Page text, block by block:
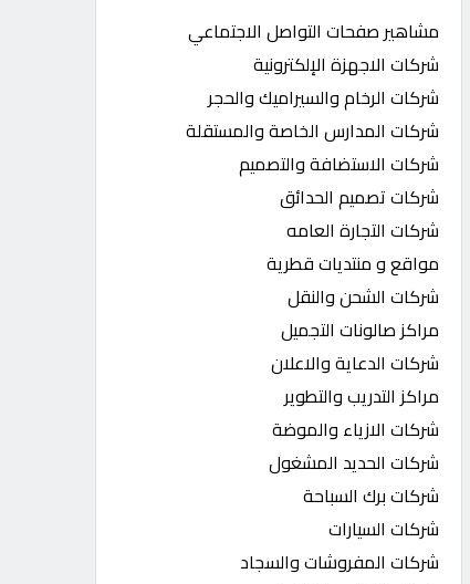
الدليل
القطري
POWERED
QHOST
مشاهير صفحات التواصل الاجتماعي
شركات الاجهزة الإلكترونية
شركات الرخام والسيراميك والحجر
شركات المدارس الخاصة والمستقلة
شركات الاستضافة والتصميم
شركات تصميم الحدائق
شركات التجارة العامه
مواقع و منتديات قطرية
شركات الشحن والنقل
مراكز صالونات التجميل
شركات الدعاية والاعلان
مراكز التدريب والتطوير
شركات الازياء والموضة
شركات الحديد المشغول
شركات برك السباحة
شركات السيارات
شركات المفروشات والسجاد